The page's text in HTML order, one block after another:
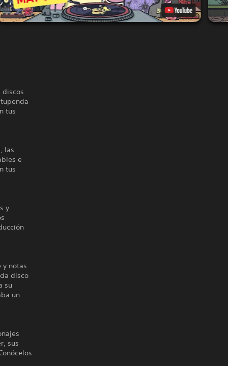
discos
tus
las
e
tus
y
y notas
disco
su
un
sus